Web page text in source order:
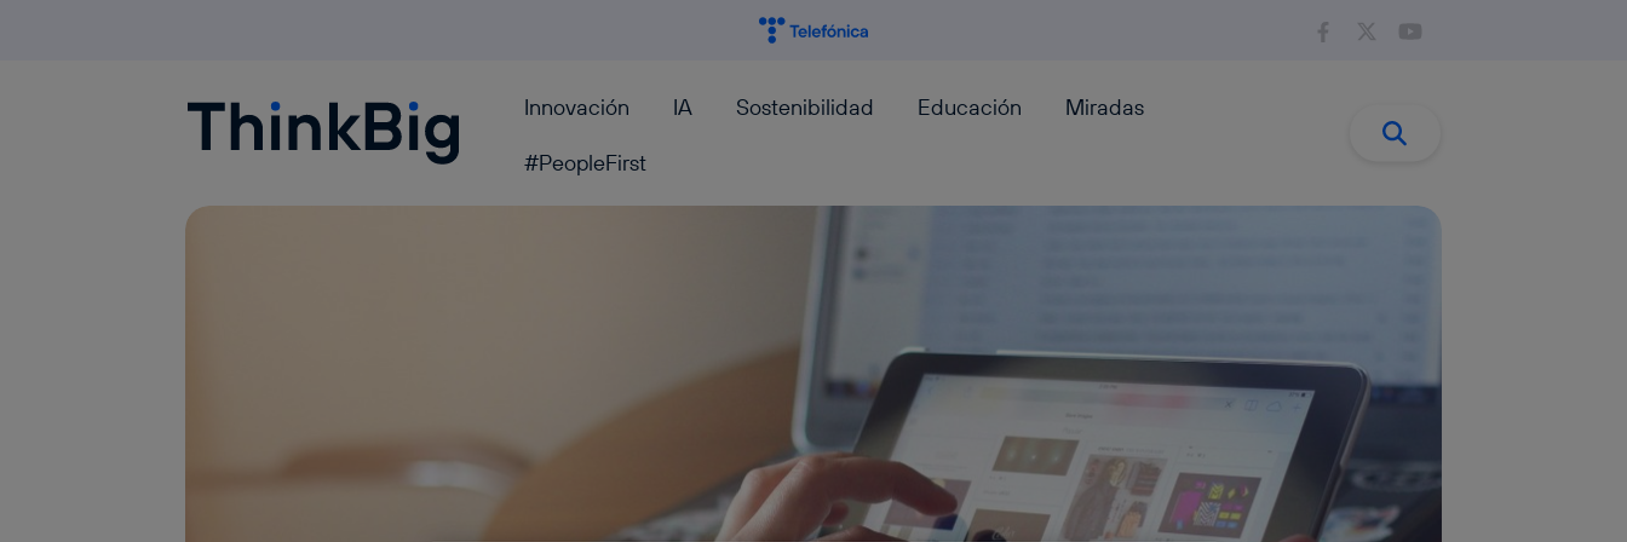
Blogthinkbig.com Innovación IA Sostenibilidad Educación
Miradas
#PeopleFirst
Buscar